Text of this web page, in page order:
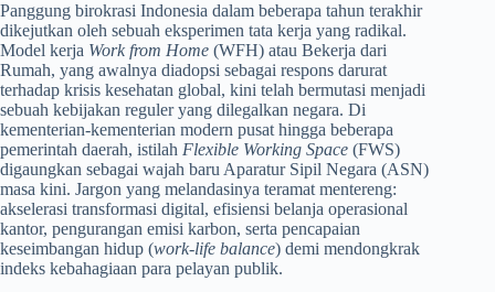
Panggung birokrasi Indonesia dalam beberapa tahun terakhir
dikejutkan oleh sebuah eksperimen tata kerja yang radikal.
Model kerja Work from Home (WFH) atau Bekerja dari
Rumah, yang awalnya diadopsi sebagai respons darurat
terhadap krisis kesehatan global, kini telah bermutasi menjadi
sebuah kebijakan reguler yang dilegalkan negara. Di
kementerian-kementerian modern pusat hingga beberapa
pemerintah daerah, istilah Flexible Working Space (FWS)
digaungkan sebagai wajah baru Aparatur Sipil Negara (ASN)
masa kini. Jargon yang melandasinya teramat mentereng:
akselerasi transformasi digital, efisiensi belanja operasional
kantor, pengurangan emisi karbon, serta pencapaian
keseimbangan hidup (work-life balance) demi mendongkrak
indeks kebahagiaan para pelayan publik.